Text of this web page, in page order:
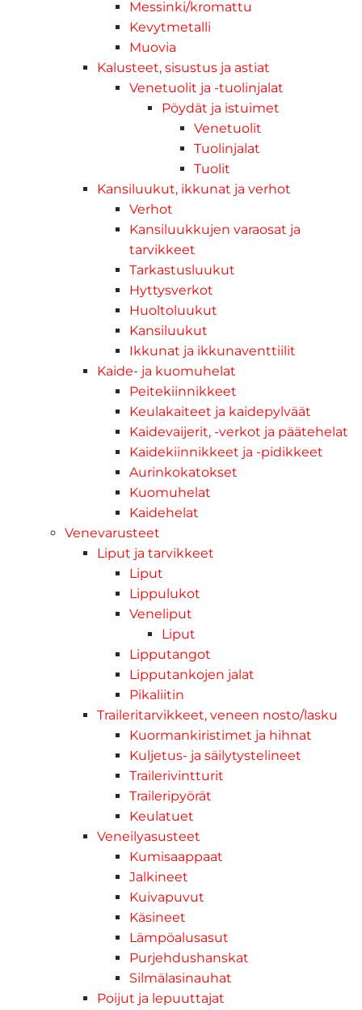
Messinki/kromattu
Kevytmetalli
Muovia
Kalusteet, sisustus ja astiat
Venetuolit ja -tuolinjalat
Pöydät ja istuimet
Venetuolit
Tuolinjalat
Tuolit
Kansiluukut, ikkunat ja verhot
Verhot
Kansiluukkujen varaosat ja
tarvikkeet
Tarkastusluukut
Hyttysverkot
Huoltoluukut
Kansiluukut
Ikkunat ja ikkunaventtiilit
Kaide- ja kuomuhelat
Peitekiinnikkeet
Keulakaiteet ja kaidepylväät
Kaidevaijerit, -verkot ja päätehelat
Kaidekiinnikkeet ja -pidikkeet
Aurinkokatokset
Kuomuhelat
Kaidehelat
Venevarusteet
Liput ja tarvikkeet
Liput
Lippulukot
Veneliput
Liput
Lipputangot
Lipputankojen jalat
Pikaliitin
Traileritarvikkeet, veneen nosto/lasku
Kuormankiristimet ja hihnat
Kuljetus- ja säilytystelineet
Trailerivintturit
Traileripyörät
Keulatuet
Veneilyasusteet
Kumisaappaat
Jalkineet
Kuivapuvut
Käsineet
Lämpöalusasut
Purjehdushanskat
Silmälasinauhat
Poijut ja lepuuttajat